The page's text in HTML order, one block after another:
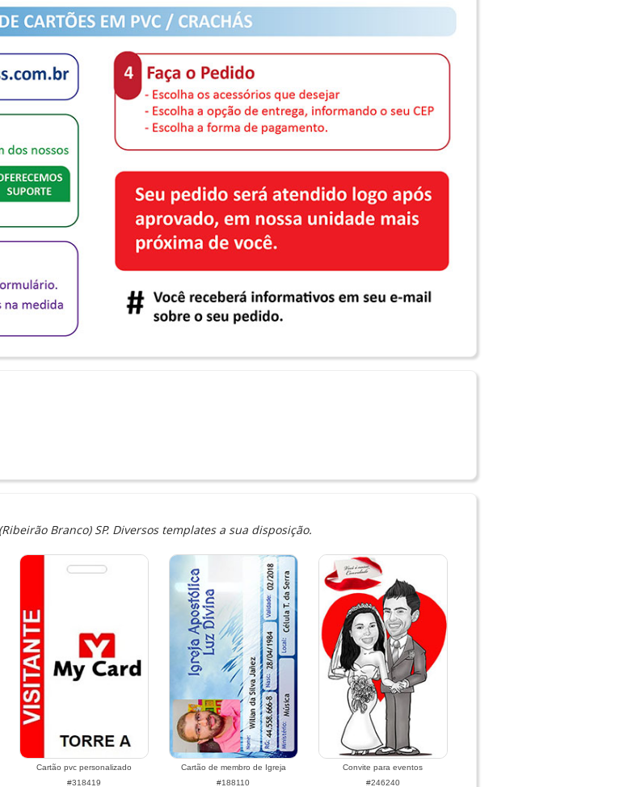
Branco) SP. Diversos templates a sua disposição.
Cartão pvc personalizado
#318419
Cartão de membro de Igreja
#188110
Convite para eventos
#246240